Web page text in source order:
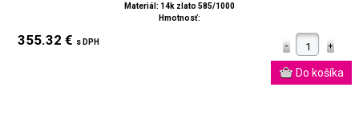
Materiál: 14k zlato 585/1000
Hmotnosť:
355.32 € s DPH